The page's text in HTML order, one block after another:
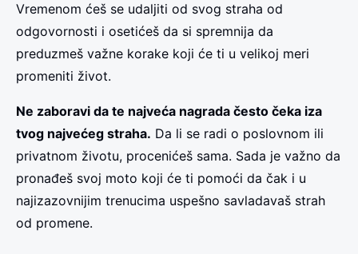
Vremenom ćeš se udaljiti od svog straha od
odgovornosti i osetićeš da si spremnija da
preduzmeš važne korake koji će ti u velikoj meri
promeniti život.
Ne zaboravi da te najveća nagrada često čeka iza
tvog najvećeg straha. Da li se radi o poslovnom ili
privatnom životu, procenićeš sama. Sada je važno da
pronađeš svoj moto koji će ti pomoći da čak i u
najizazovnijim trenucima uspešno savladavaš strah
od promene.